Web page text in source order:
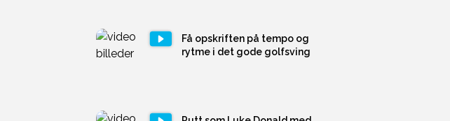
Få opskriften på tempo og
rytme i det gode golfsving